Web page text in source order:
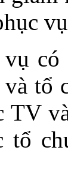
vụ
tổ
TV
tổ